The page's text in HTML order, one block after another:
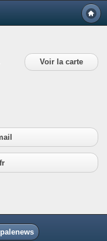
Voir la carte